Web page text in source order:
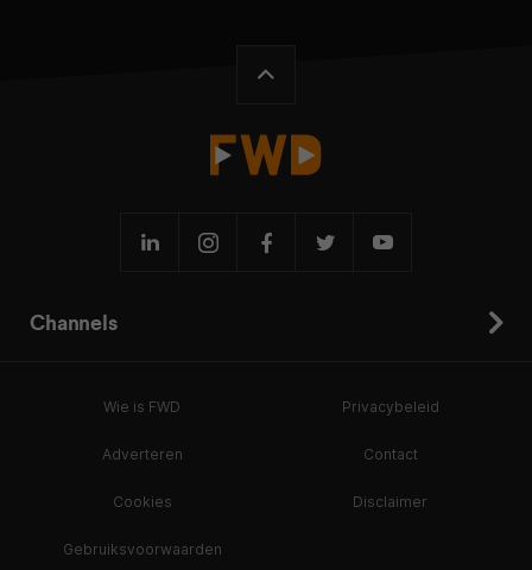
Channels
Wie is FWD Privacybeleid
Adverteren Contact
Cookies Disclaimer
Gebruiksvoorwaarden